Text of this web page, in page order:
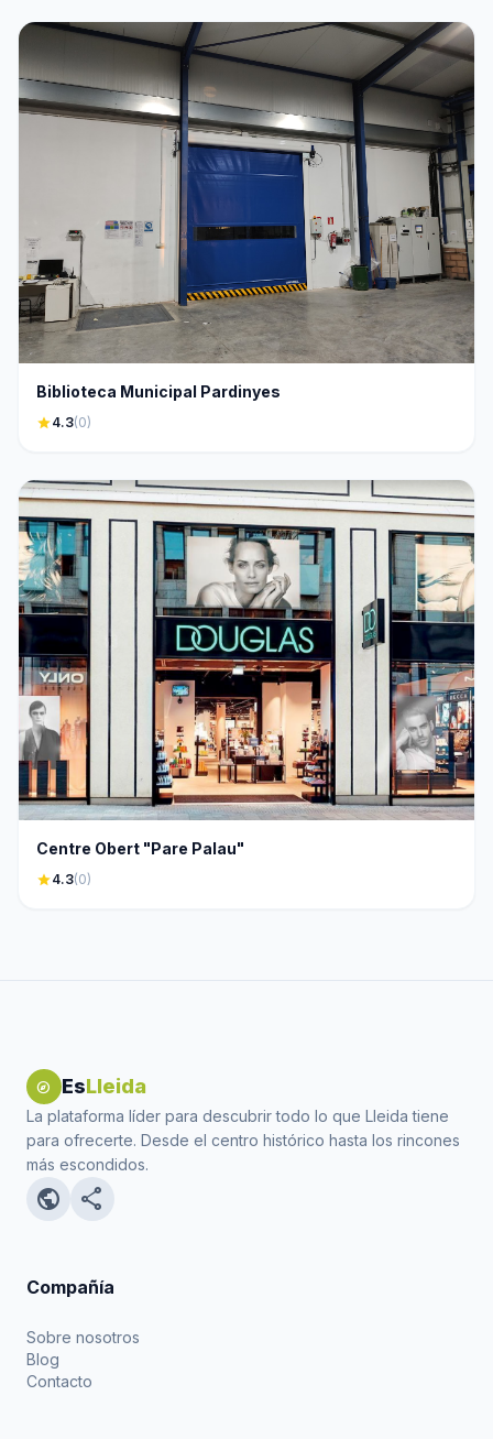
Biblioteca Municipal Pardinyes
star4.3(0)
Centre Obert "Pare Palau"
star4.3(0)
explore EsLleida
La plataforma líder para descubrir todo lo que Lleida tiene
para ofrecerte. Desde el centro histórico hasta los rincones
más escondidos.
public share
Compañía
Sobre nosotros
Blog
Contacto